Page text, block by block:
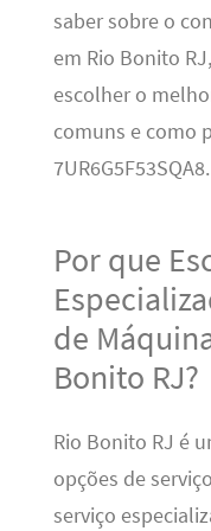
saber sobre o
em Rio Bonito
escolher o
comuns e como
7UR6G5F53SQA8.
Por que
de
Bonito RJ?
Rio Bonito RJ é
opções de
serviço